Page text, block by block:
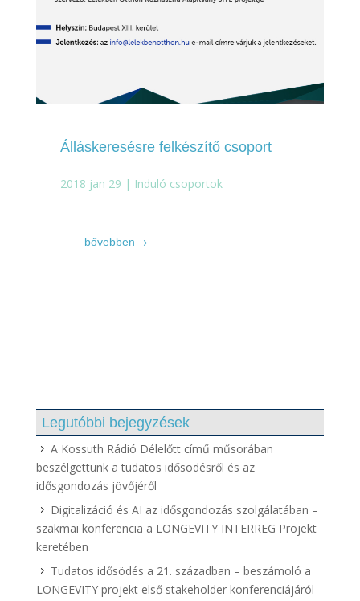
Álláskeresésre felkészítő csoport
2018 jan 29 | Induló csoportok
bővebben
Legutóbbi bejegyzések
A Kossuth Rádió Délelőtt című műsorában
beszélgettünk a tudatos idősödésről és az
idősgondozás jövőjéről
Digitalizáció és AI az idősgondozás szolgálatában –
szakmai konferencia a LONGEVITY INTERREG Projekt
keretében
Tudatos idősödés a 21. században – beszámoló a
LONGEVITY projekt első stakeholder konferenciájáról